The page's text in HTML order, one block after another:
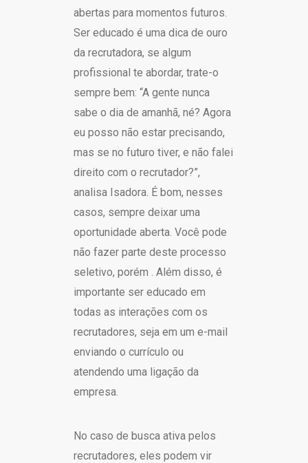
abertas para momentos futuros.
Ser educado é uma dica de ouro
da recrutadora, se algum
profissional te abordar, trate-o
sempre bem: “A gente nunca
sabe o dia de amanhã, né? Agora
eu posso não estar precisando,
mas se no futuro tiver, e não falei
direito com o recrutador?”,
analisa Isadora. É bom, nesses
casos, sempre deixar uma
oportunidade aberta. Você pode
não fazer parte deste processo
seletivo, porém . Além disso, é
importante ser educado em
todas as interações com os
recrutadores, seja em um e-mail
enviando o currículo ou
atendendo uma ligação da
empresa.
No caso de busca ativa pelos
recrutadores, eles podem vir